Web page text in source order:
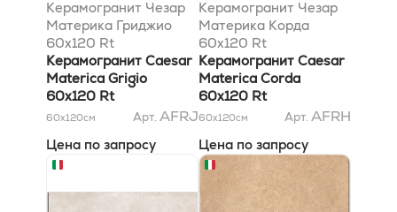
Керамогранит Чезар
Материка Гриджио
60x120 Rt
Керамогранит Caesar
Materica Grigio
60x120 Rt
60x120см Арт. AFRJ
Цена по запросу
Керамогранит Чезар
Материка Корда
60x120 Rt
Керамогранит Caesar
Materica Corda
60x120 Rt
60x120см Арт. AFRH
Цена по запросу